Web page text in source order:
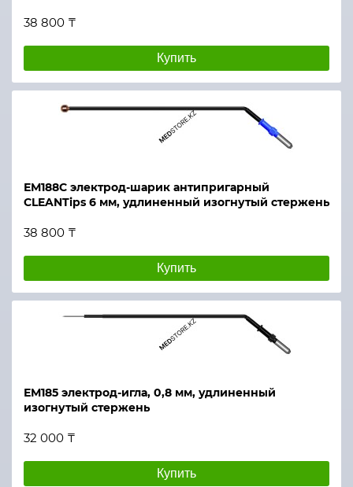
38 800 ₸
Купить
ЕМ188С электрод-шарик антипригарный
CLEANTips 6 мм, удлиненный изогнутый стержень
38 800 ₸
Купить
ЕМ185 электрод-игла, 0,8 мм, удлиненный
изогнутый стержень
32 000 ₸
Купить